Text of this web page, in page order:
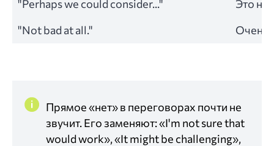
"Perhaps we could consider..."
Это
"Not bad at all."
Очень
Прямое «нет» в переговорах почти не
звучит. Его заменяют: «I'm not sure that
would work», «It might be challenging»,